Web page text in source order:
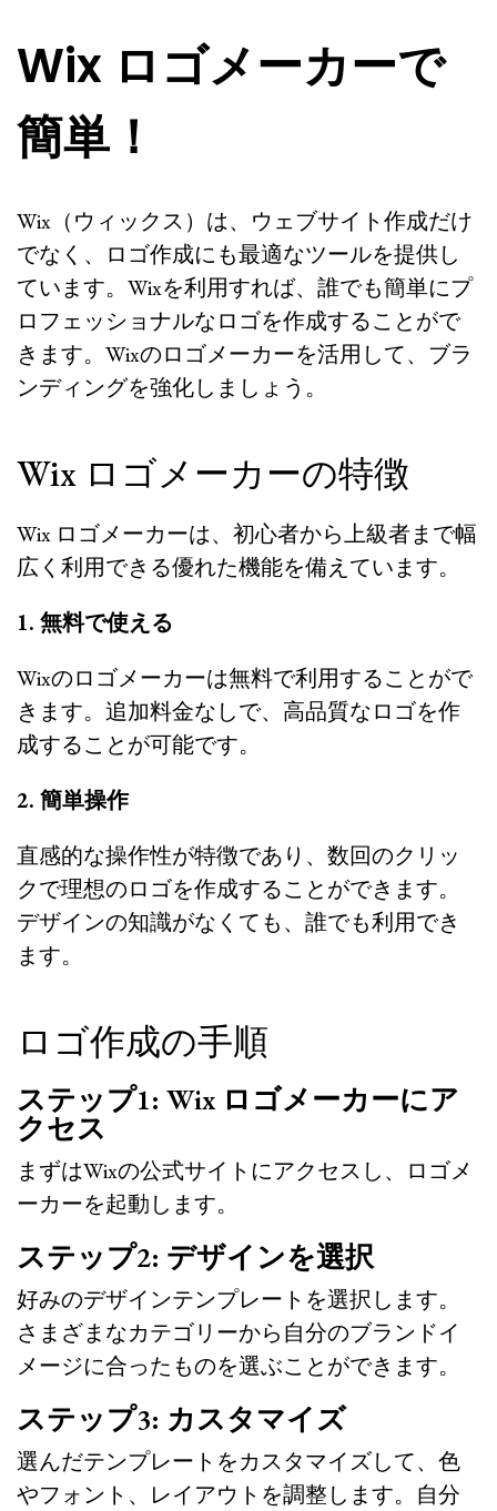
Wix ロゴメーカーで
簡単！
Wix（ウィックス）は、ウェブサイト作成だけ
でなく、ロゴ作成にも最適なツールを提供し
ています。Wixを利用すれば、誰でも簡単にプ
ロフェッショナルなロゴを作成することがで
きます。Wixのロゴメーカーを活用して、ブラ
ンディングを強化しましょう。
Wix ロゴメーカーの特徴
Wix ロゴメーカーは、初心者から上級者まで幅
広く利用できる優れた機能を備えています。
1. 無料で使える
Wixのロゴメーカーは無料で利用することがで
きます。追加料金なしで、高品質なロゴを作
成することが可能です。
2. 簡単操作
直感的な操作性が特徴であり、数回のクリッ
クで理想のロゴを作成することができます。
デザインの知識がなくても、誰でも利用でき
ます。
ロゴ作成の手順
ステップ1: Wix ロゴメーカーにア
クセス
まずはWixの公式サイトにアクセスし、ロゴメ
ーカーを起動します。
ステップ2: デザインを選択
好みのデザインテンプレートを選択します。
さまざまなカテゴリーから自分のブランドイ
メージに合ったものを選ぶことができます。
ステップ3: カスタマイズ
選んだテンプレートをカスタマイズして、色
やフォント、レイアウトを調整します。自分